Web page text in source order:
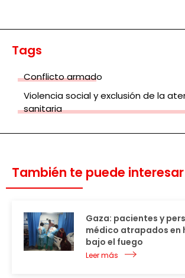
Tags
Conflicto armado
Violencia social y exclusión de la
sanitaria
También te puede interesar
Gaza: pacientes y
médico atrapados en
bajo el fuego
Leer más